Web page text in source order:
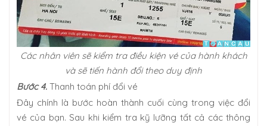
Các nhân viên sẽ kiểm tra điều kiện vé của hành khách
và sẽ tiến hành đổi theo duy định
Bước 4. Thanh toán phí đổi vé
Đây chính là bước hoàn thành cuối cùng trong việc đổi
vé của bạn. Sau khi kiểm tra kỹ lưỡng tất cả các thông